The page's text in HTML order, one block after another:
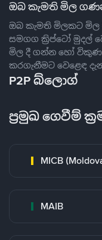
ඔබ කැමති මිල
ඔබ කැමති මිලකට
සමගග ක්‍රිප්ටෝ මුදල්
මිල දී ගන්න හෝ
කරගැනීමට වෙළෙඳ
P2P බ්ලොග්
ප්‍රමුඛ ගෙවීම්
MICB
MAIB